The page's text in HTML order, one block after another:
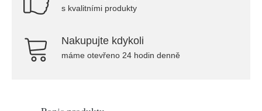
s kvalitními produkty
Nakupujte kdykoli
máme otevřeno 24 hodin denně